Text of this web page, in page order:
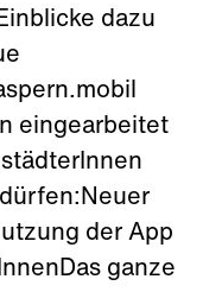
dazu
eingearbeitet
der App
ganze